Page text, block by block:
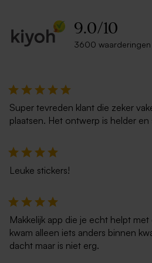
9.0/10
3600 waarderingen
Super tevreden klant die zeker
plaatsen. Het ontwerp is helder en
Leuke stickers!
Makkelijk app die je echt helpt
kwam alleen iets anders binnen
dacht maar is niet erg.